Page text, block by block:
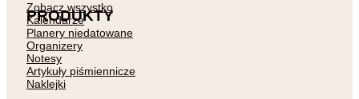
PRODUKTY
Zobacz wszystko
Kalendarze
Planery niedatowane
Organizery
Notesy
Artykuły piśmiennicze
Naklejki